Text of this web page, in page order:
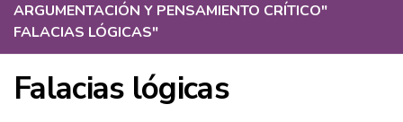
ARGUMENTACIÓN Y PENSAMIENTO CRÍTICO"
FALACIAS LÓGICAS"
Falacias lógicas